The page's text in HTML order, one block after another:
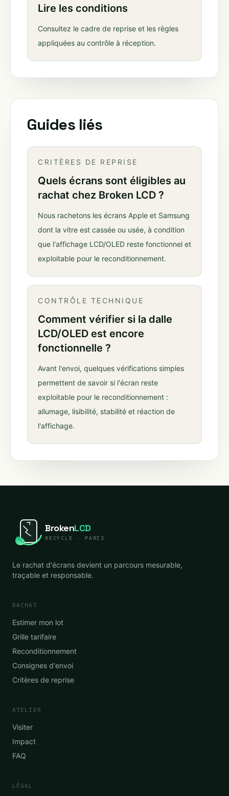
Lire les conditions
Consultez le cadre de reprise et les règles
appliquées au contrôle à réception.
Guides liés
CRITÈRES DE REPRISE
Quels écrans sont éligibles au
rachat chez Broken LCD ?
Nous rachetons les écrans Apple et Samsung
dont la vitre est cassée ou usée, à condition
que l'affichage LCD/OLED reste fonctionnel et
exploitable pour le reconditionnement.
CONTRÔLE TECHNIQUE
Comment vérifier si la dalle
LCD/OLED est encore
fonctionnelle ?
Avant l'envoi, quelques vérifications simples
permettent de savoir si l'écran reste
exploitable pour le reconditionnement :
allumage, lisibilité, stabilité et réaction de
l'affichage.
BrokenLCD
RECYCLE · PARIS
Le rachat d'écrans devient un parcours mesurable,
traçable et responsable.
RACHAT
Estimer mon lot
Grille tarifaire
Reconditionnement
Consignes d'envoi
Critères de reprise
ATELIER
Visiter
Impact
FAQ
LÉGAL